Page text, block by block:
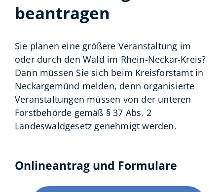
beantragen
Sie planen eine größere Veranstaltung im
oder durch den Wald im Rhein-Neckar-Kreis?
Dann müssen Sie sich beim Kreisforstamt in
Neckargemünd melden, denn organisierte
Veranstaltungen müssen von der unteren
Forstbehörde gemäß § 37 Abs. 2
Landeswaldgesetz genehmigt werden.
Onlineantrag und Formulare